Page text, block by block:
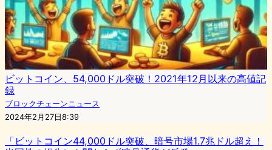
ビットコイン、54,000ドル突破！2021年12月以来の高値記
録
ブロックチェーンニュース
2024年2月27日8:39
「ビットコイン44,000ドル突破、暗号市場1.7兆ドル超え！